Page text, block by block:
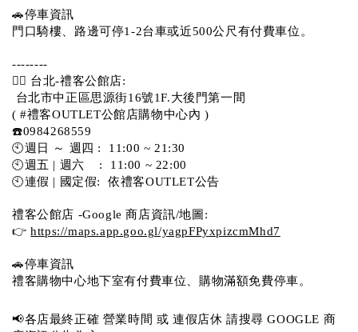
🚗停車資訊
門口騎樓、路邊可停1-2台車或近500公尺有付費車位。
--------
💁‍♀️ 台北-禮客公館店:
台北市中正區思源街16號1F.大後門第一間
( #禮客OUTLET公館店購物中心內 )
☎️0984268559
🕙週日 ～ 週四 :  11:00 ~ 21:30
🕙週五 | 週六    :  11:00 ~ 22:00
🕙連假 | 國定假:  依禮客OUTLET公告
禮客公館店 -Google 商店資訊/地圖:
👉 https://maps.app.goo.gl/yagpFPyxpizcmMhd7
🚗停車資訊
禮客購物中心地下室有付費車位、購物滿額免費停車。
📢各店最終正確 營業時間 或 連假店休 請搜尋 GOOGLE 商